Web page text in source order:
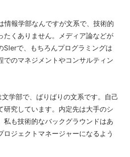
情報学部なんですが文系で、技術的
たくありません。メディア論などが
SIerで、もちろんプログラミングは
でのマネジメントやコンサルティン
文学部で、ばりばりの文系です。自己
研究しています。内定先は大手のシ
私も技術的なバックグラウンドはあ
ロジェクトマネージャーになるよう